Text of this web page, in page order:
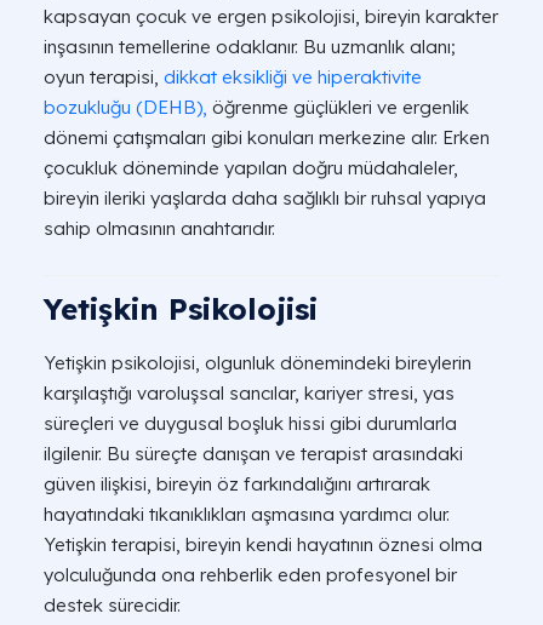
kapsayan çocuk ve ergen psikolojisi, bireyin karakter
inşasının temellerine odaklanır. Bu uzmanlık alanı;
oyun terapisi, dikkat eksikliği ve hiperaktivite
bozukluğu (DEHB), öğrenme güçlükleri ve ergenlik
dönemi çatışmaları gibi konuları merkezine alır. Erken
çocukluk döneminde yapılan doğru müdahaleler,
bireyin ileriki yaşlarda daha sağlıklı bir ruhsal yapıya
sahip olmasının anahtarıdır.
Yetişkin Psikolojisi
Yetişkin psikolojisi, olgunluk dönemindeki bireylerin
karşılaştığı varoluşsal sancılar, kariyer stresi, yas
süreçleri ve duygusal boşluk hissi gibi durumlarla
ilgilenir. Bu süreçte danışan ve terapist arasındaki
güven ilişkisi, bireyin öz farkındalığını artırarak
hayatındaki tıkanıklıkları aşmasına yardımcı olur.
Yetişkin terapisi, bireyin kendi hayatının öznesi olma
yolculuğunda ona rehberlik eden profesyonel bir
destek sürecidir.